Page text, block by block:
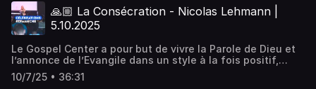
activités qui rejoignent la vie de tous les jours. Puissant,
en vivant la dimension de la guérison et du miraculeux.
Nous sommes une église désirant vivre la présence
puissance.
🙏🏼 La Consécration - Nicolas Lehmann |
5.10.2025
Le Gospel Center a pour but de vivre la Parole de Dieu et
l’annonce de l’Evangile dans un style à la fois positif,
pratique et puissant. Positif, en encourageant un style de
vie chrétien qui motive, construit et développe les dons
10/7/25 • 36:31